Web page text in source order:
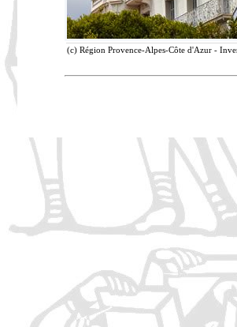
(c) Région Provence-Alpes-Côte d'Azur -